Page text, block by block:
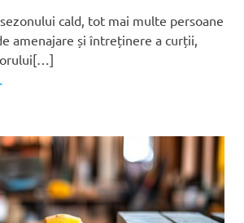
cald, tot mai multe persoane
amenajare și întreținere a curții,